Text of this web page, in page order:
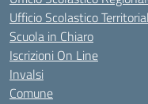
Ufficio Scolastico
Scuola in Chiaro
Iscrizioni On Line
Invalsi
Comune